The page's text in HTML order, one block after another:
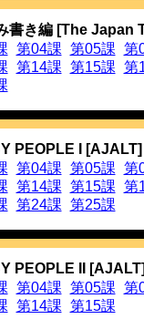
Facebookボタンを追加
2013年3月のアクセス履
文献へのリンクを追加し
2013年2月のアクセス履
てみようOJAD
ューを整理しました。
て，ご協力のお願いを修
2013年1月のアクセス履
るいは山・丘表示モー
した。フレーズ後半の
Explorerを使ってい
が生じるようでしたら
2012年12月のアクセス
み上げチュータの各々
用下さい。
2012年11月のアクセス履
ュータ・スズキクンで印
書き編 [The Japan
第04課 第05課 第
第14課 第15課 第
PEOPLE I [AJALT]
第04課 第05課 第
第14課 第15課 第
第24課 第25課
PEOPLE II [AJALT]
第04課 第05課 第
第14課 第15課